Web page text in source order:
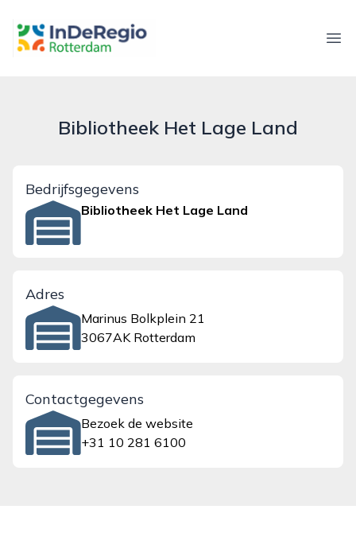
inderegiorotterdam.nl
Bibliotheek Het Lage Land
Bedrijfsgegevens
Bibliotheek Het Lage Land
Adres
Marinus Bolkplein 21
3067AK Rotterdam
Contactgegevens
Bezoek de website
+31 10 281 6100